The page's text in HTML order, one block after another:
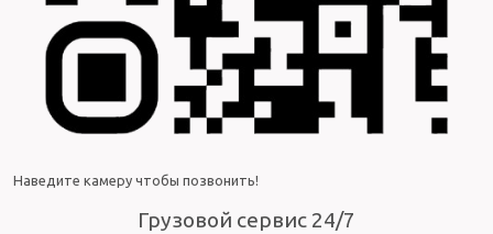
Наведите камеру чтобы позвонить!
Грузовой сервис 24/7